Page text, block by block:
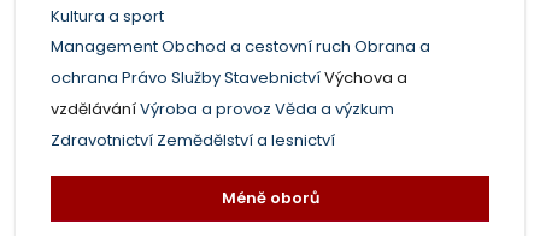
Kultura a sport
ManagementObchod a cestovní ruch Obrana a
ochrana Právo SlužbyStavebnictvíVýchova a
vzděláváníVýroba a provoz Věda a výzkum
Zdravotnictví Zemědělství a lesnictví
Méně oborů